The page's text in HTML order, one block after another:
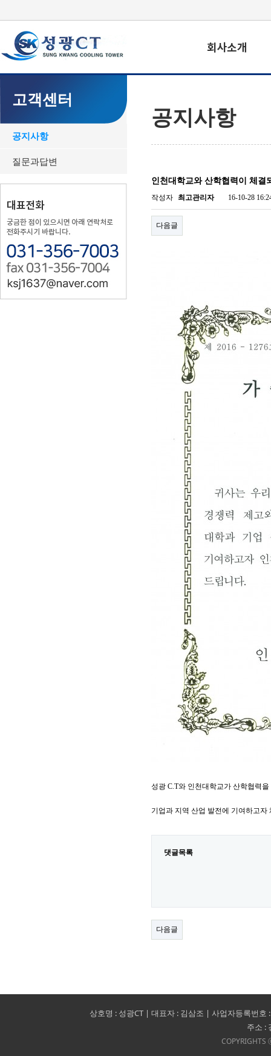
고객센터
공지사항
질문과답변
공지사항
인천대학교와 산학협력이 체결
작성자 최고관리자 16-10-28
다음글
성광 C.T와 인천대학교가 산학협력
기업과 지역 산업 발전에 기여하고
댓글목록
다음글
상호명 : 성광CT | 대표자 : 김삼조 | 사업자등록번호
주소 :
COPYRIGHTS